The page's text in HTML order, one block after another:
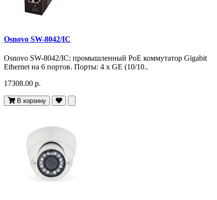
Osnovo SW-8042/IC
Osnovo SW-8042/IC: промышленный PoE коммутатор Gigabit
Ethernet на 6 портов. Порты: 4 x GE (10/10..
17308.00 р.
В корзину